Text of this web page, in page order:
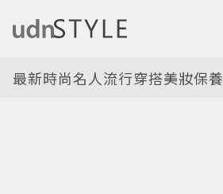
最新時尚名人流行穿搭美妝保養